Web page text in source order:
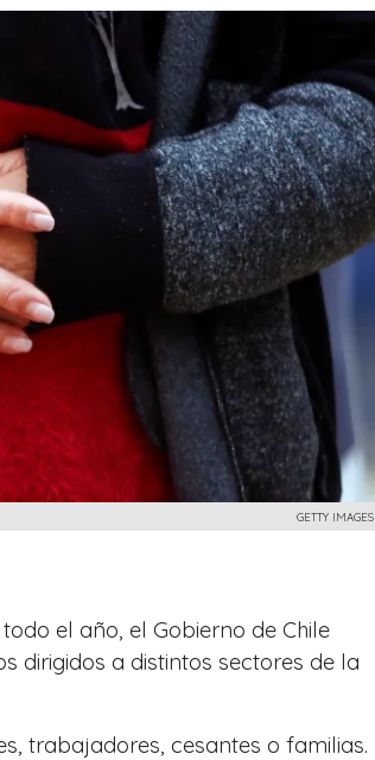
GETTY IMAGES
el año, el Gobierno de Chile
dirigidos a distintos sectores de la
trabajadores, cesantes o familias.